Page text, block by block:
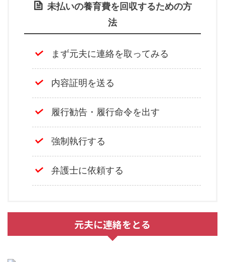
未払いの養育費を回収するための方
法
まず元夫に連絡を取ってみる
内容証明を送る
履行勧告・履行命令を出す
強制執行する
弁護士に依頼する
元夫に連絡をとる